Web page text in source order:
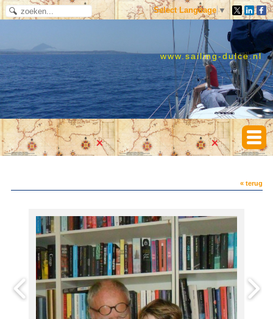
Select Language ▼
www.sailing-dulce.nl
« terug